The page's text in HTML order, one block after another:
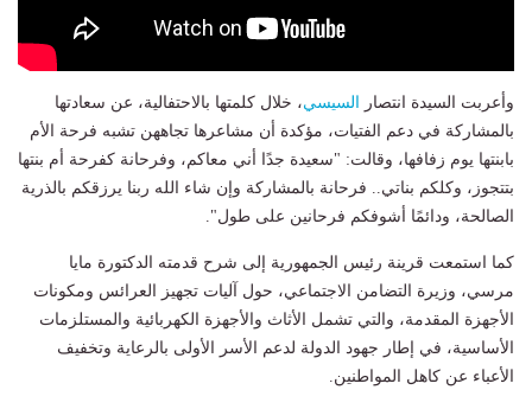
وأعربت السيدة انتصار السيسي، خلال كلمتها بالاحتفالية، عن سعادتها
بالمشاركة في دعم الفتيات، مؤكدة أن مشاعرها تجاههن تشبه فرحة الأم
بابنتها يوم زفافها، وقالت: "سعيدة جدًا أني معاكم، وفرحانة كفرحة أم بنتها
بتتجوز، وكلكم بناتي.. فرحانة بالمشاركة وإن شاء الله ربنا يرزقكم بالذرية
الصالحة، ودائمًا أشوفكم فرحانين على طول".
كما استمعت قرينة رئيس الجمهورية إلى شرح قدمته الدكتورة مايا
مرسي، وزيرة التضامن الاجتماعي، حول آليات تجهيز العرائس ومكونات
الأجهزة المقدمة، والتي تشمل الأثاث والأجهزة الكهربائية والمستلزمات
الأساسية، في إطار جهود الدولة لدعم الأسر الأولى بالرعاية وتخفيف
الأعباء عن كاهل المواطنين.